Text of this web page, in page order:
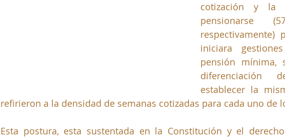
cotización y la
respectivamente)
iniciara
pensión mínima,
diferenciación
establecer la
refirieron a la densidad de semanas cotizadas para cada uno de
Esta postura, esta sustentada en la Constitución y el